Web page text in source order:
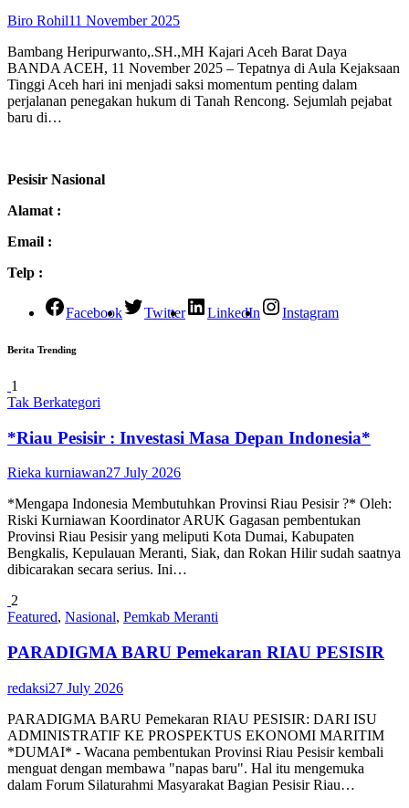
Biro Rohil11 November 2025
Bambang Heripurwanto,.SH.,MH Kajari Aceh Barat Daya
BANDA ACEH, 11 November 2025 – Tepatnya di Aula Kejaksaan
Tinggi Aceh hari ini menjadi saksi momentum penting dalam
perjalanan penegakan hukum di Tanah Rencong. Sejumlah pejabat
baru di…
Pesisir Nasional
Alamat :
Email :
Telp :
Facebook Twitter LinkedIn Instagram
Berita Trending
1
Tak Berkategori
*Riau Pesisir : Investasi Masa Depan Indonesia*
Rieka kurniawan27 July 2026
*Mengapa Indonesia Membutuhkan Provinsi Riau Pesisir ?* Oleh:
Riski Kurniawan Koordinator ARUK Gagasan pembentukan
Provinsi Riau Pesisir yang meliputi Kota Dumai, Kabupaten
Bengkalis, Kepulauan Meranti, Siak, dan Rokan Hilir sudah saatnya
dibicarakan secara serius. Ini…
2
Featured, Nasional, Pemkab Meranti
PARADIGMA BARU Pemekaran RIAU PESISIR
redaksi27 July 2026
PARADIGMA BARU Pemekaran RIAU PESISIR: DARI ISU
ADMINISTRATIF KE PROSPEKTUS EKONOMI MARITIM
*DUMAI* - Wacana pembentukan Provinsi Riau Pesisir kembali
menguat dengan membawa "napas baru". Hal itu mengemuka
dalam Forum Silaturahmi Masyarakat Bagian Pesisir Riau…